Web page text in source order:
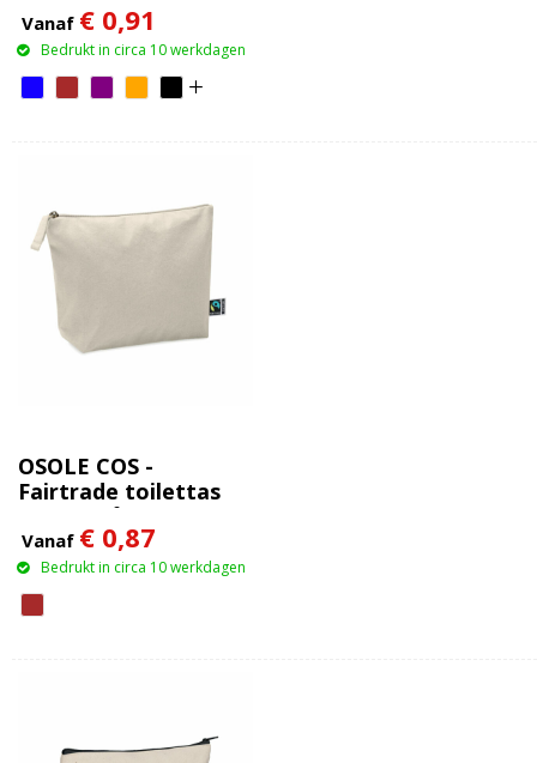
Vanaf € 0,91
Bedrukt in circa 10 werkdagen
OSOLE COS -
Fairtrade toilettas
180 gr/m²
Vanaf € 0,87
Bedrukt in circa 10 werkdagen